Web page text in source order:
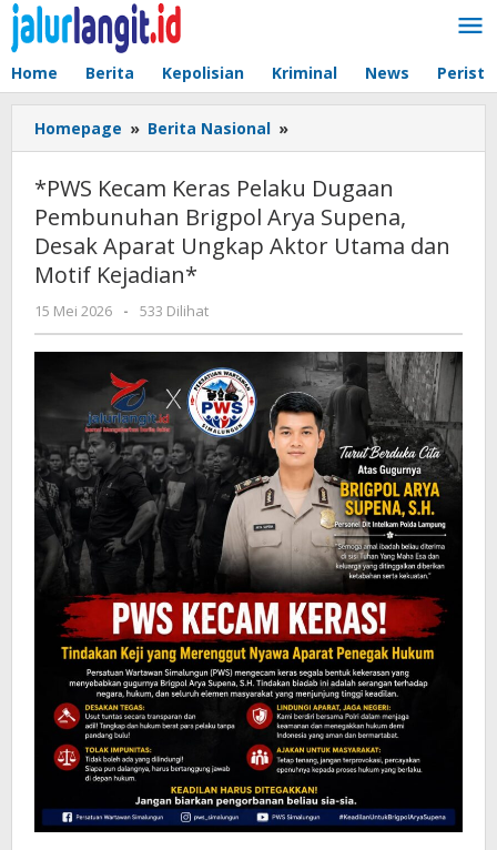
Lewati
konten
Home Berita Kepolisian Kriminal News
Homepage » Berita Nasional »
Kecam
Pelaku
Dugaan
Pembunuhan
Desak
Aparat
Ungkap
Aktor
Utama
dan
Motif
Kejadian*
*PWS Kecam Keras Pelaku Dugaan
Pembunuhan Brigpol Arya Supena,
Desak Aparat Ungkap Aktor Utama dan
Motif Kejadian*
15 Mei 2026
oleh
admin
- 533 Dilihat